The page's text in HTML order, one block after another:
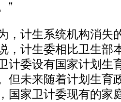
”
计生系统机构消失
，计生委相比卫生部
计委设有国家计划生
但未来随着计划生育
国家卫计委现有的家